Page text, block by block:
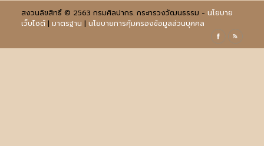
สงวนลิขสิทธิ์ © 2563 กรมศิลปากร. กระทรวงวัฒนธรรม - นโยบาย
เว็บไซต์| มาตรฐาน | นโยบายการคุ้มครองข้อมูลส่วนบุคคล